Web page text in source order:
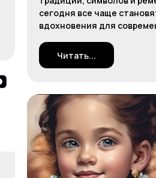
сегодня все чаще
вдохновения для
Читать...